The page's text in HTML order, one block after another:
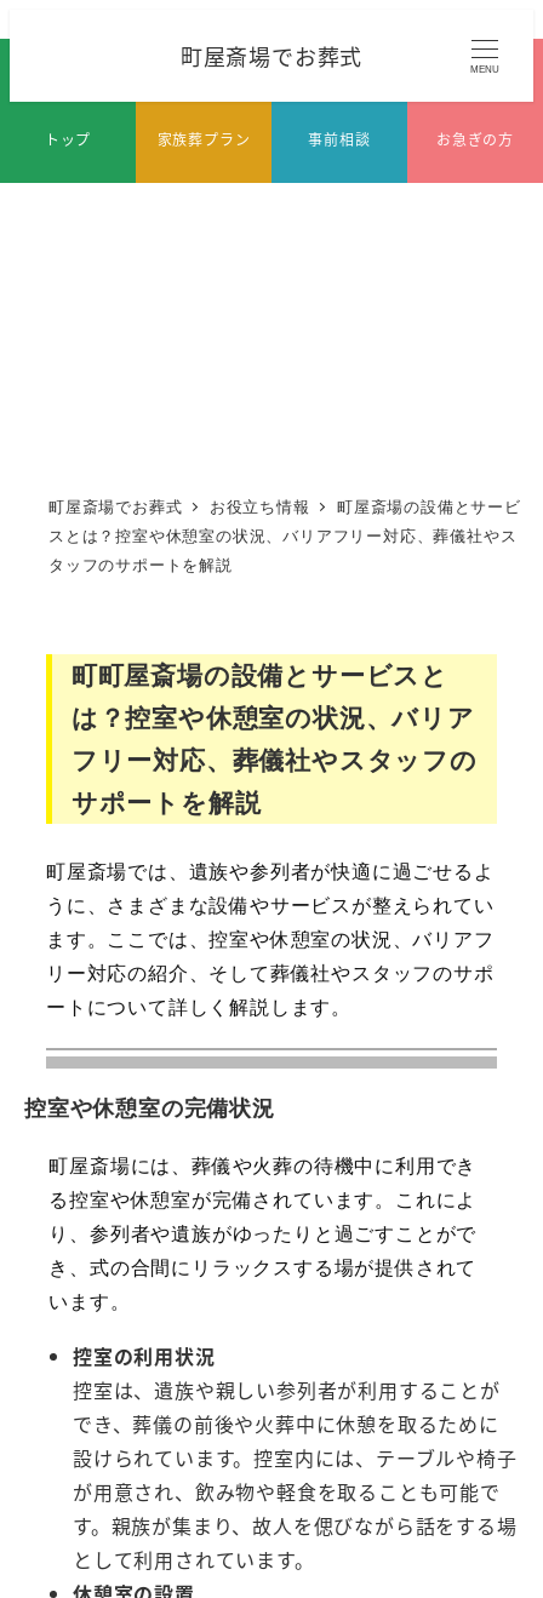
町屋斎場でお葬式 MENU
町屋斎場でお葬式 お役立ち情報
町屋斎場の設備とサービ
スとは？控室や休憩室の状況、バリアフリー対応、葬儀社やス
タッフのサポートを解説
トップ 家族葬プラン 事前相談 お急ぎの方
町町屋斎場の設備とサービスと
は？控室や休憩室の状況、バリア
フリー対応、葬儀社やスタッフの
サポートを解説
町屋斎場では、遺族や参列者が快適に過ごせるよ
うに、さまざまな設備やサービスが整えられてい
ます。ここでは、控室や休憩室の状況、バリアフ
リー対応の紹介、そして葬儀社やスタッフのサポ
ートについて詳しく解説します。
控室や休憩室の完備状況
町屋斎場には、葬儀や火葬の待機中に利用でき
る控室や休憩室が完備されています。これによ
り、参列者や遺族がゆったりと過ごすことがで
き、式の合間にリラックスする場が提供されて
います。
控室の利用状況
控室は、遺族や親しい参列者が利用することが
でき、葬儀の前後や火葬中に休憩を取るために
設けられています。控室内には、テーブルや椅子
が用意され、飲み物や軽食を取ることも可能で
す。親族が集まり、故人を偲びながら話をする場
として利用されています。